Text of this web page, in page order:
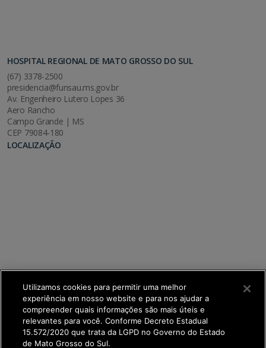
HOSPITAL REGIONAL DE MATO GROSSO DO SUL
(67) 3378-2500
presidencia@funsau.ms.gov.br
Av. Engenheiro Lutero Lopes 36
Aero Rancho
Campo Grande | MS
CEP 79084-180
LOCALIZAÇÃO
Utilizamos cookies para permitir uma melhor
experiência em nosso website e para nos ajudar a
compreender quais informações são mais úteis e
relevantes para você. Conforme Decreto Estadual
15.572/2020 que trata da LGPD no Governo do Estado
de Mato Grosso do Sul.